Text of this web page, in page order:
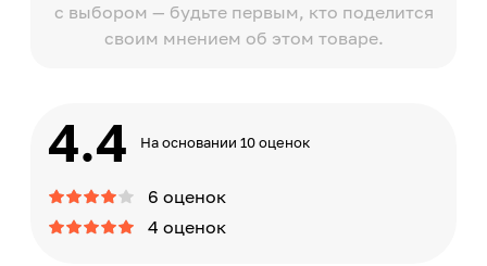
с выбором — будьте первым, кто поделится
своим мнением об этом товаре.
4.4 На основании 10 оценок
6 оценок
4 оценок